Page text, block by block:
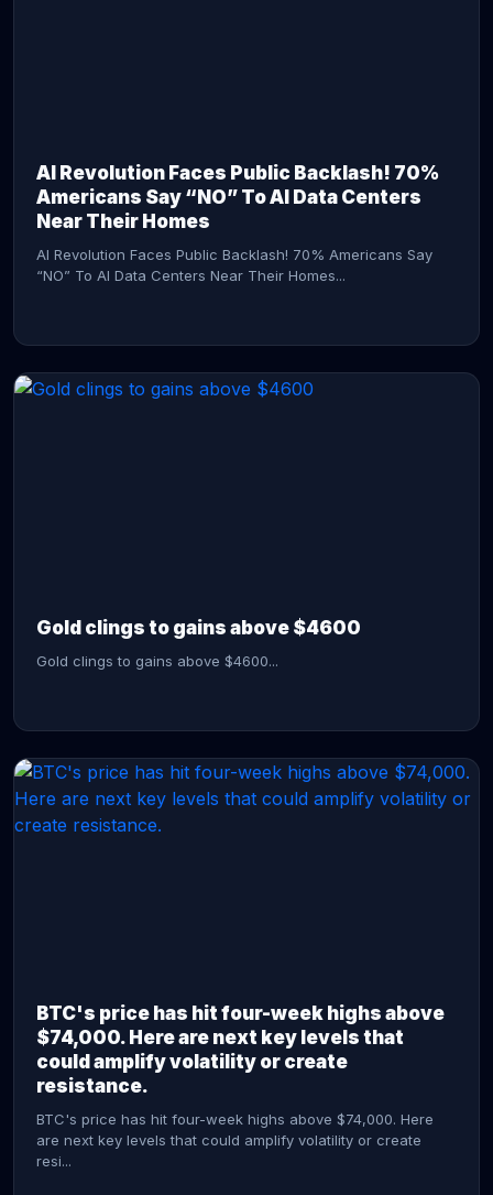
AI Revolution Faces Public Backlash! 70%
Americans Say “NO” To AI Data Centers
Near Their Homes
AI Revolution Faces Public Backlash! 70% Americans Say
“NO” To AI Data Centers Near Their Homes...
Gold clings to gains above $4600
Gold clings to gains above $4600...
BTC's price has hit four-week highs above
$74,000. Here are next key levels that
could amplify volatility or create
resistance.
BTC's price has hit four-week highs above $74,000. Here
are next key levels that could amplify volatility or create
resi...